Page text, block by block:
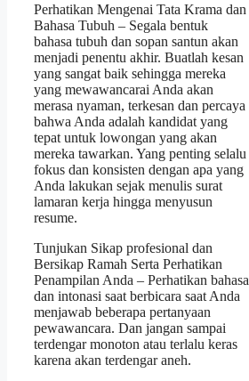
Perhatikan Mengenai Tata Krama dan
Bahasa Tubuh – Segala bentuk
bahasa tubuh dan sopan santun akan
menjadi penentu akhir. Buatlah kesan
yang sangat baik sehingga mereka
yang mewawancarai Anda akan
merasa nyaman, terkesan dan percaya
bahwa Anda adalah kandidat yang
tepat untuk lowongan yang akan
mereka tawarkan. Yang penting selalu
fokus dan konsisten dengan apa yang
Anda lakukan sejak menulis surat
lamaran kerja hingga menyusun
resume.
Tunjukan Sikap profesional dan
Bersikap Ramah Serta Perhatikan
Penampilan Anda – Perhatikan bahasa
dan intonasi saat berbicara saat Anda
menjawab beberapa pertanyaan
pewawancara. Dan jangan sampai
terdengar monoton atau terlalu keras
karena akan terdengar aneh.